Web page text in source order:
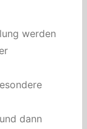
werden
dann